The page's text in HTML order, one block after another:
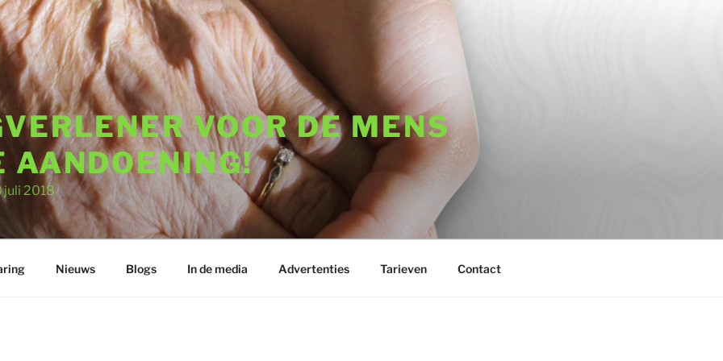
VOOR DE MENS
AANDOENING!
juli 2018
Nieuws Blogs In de media Advertenties Tarieven Contact